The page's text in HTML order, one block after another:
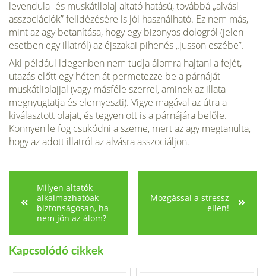
levendula- és muskátliolaj altató hatású, továbbá „alvási
asszociációk” felidézésére is jól használható. Ez nem más,
mint az agy betanítása, hogy egy bizonyos dologról (jelen
esetben egy illatról) az éjszakai pihenés „jusson eszébe”.
Aki például idegenben nem tudja álomra haj­tani a fejét,
utazás előtt egy héten át perme­tezze be a párnáját
muskátliolajjal (vagy másféle szerrel, aminek az illata
megnyugtat­ja és elernyeszti). Vigye magával az útra a
kiválasztott olajat, és tegyen ott is a párnájá­ra belőle.
Könnyen le fog csukódni a szeme, mert az agy megtanulta,
hogy az adott illat­ról az alvásra asszociáljon.
Milyen altatók
alkalmazhatóak
biztonságosan, ha
nem jön az álom?
Mozgással a stressz
ellen!
Kapcsolódó cikkek